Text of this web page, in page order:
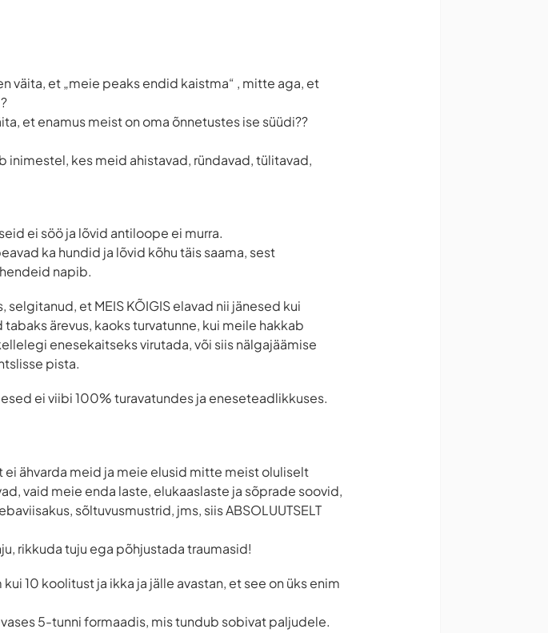
väita, et „meie peaks endid kaistma“ , mitte aga, et
et enamus meist on oma õnnetustes ise süüdi??
inimestel, kes meid ahistavad, ründavad, tülitavad,
ei söö ja lõvid antiloope ei murra.
ka hundid ja lõvid kõhu täis saama, sest
napib.
et MEIS KÕIGIS elavad nii jänesed kui
ärevus, kaoks turvatunne, kui meile hakkab
enesekaitseks virutada, või siis nälgajäämise
pista.
ei viibi 100% turavatundes ja eneseteadlikkuses.
ähvarda meid ja meie elusid mitte meist oluliselt
vaid meie enda laste, elukaaslaste ja sõprade soovid,
sõltuvusmustrid, jms, siis ABSOLUUTSELT
rikkuda tuju ega põhjustada traumasid!
10 koolitust ja ikka ja jälle avastan, et see on üks enim
5-tunni formaadis, mis tundub sobivat paljudele.